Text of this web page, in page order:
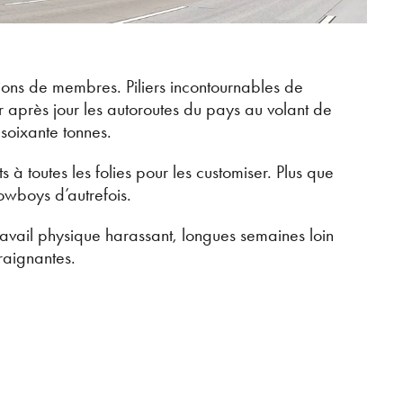
de membres. Piliers incontournables de
jour les autoroutes du pays au volant de
tonnes.
à toutes les folies pour les customiser. Plus que
d’autrefois.
physique harassant, longues semaines loin